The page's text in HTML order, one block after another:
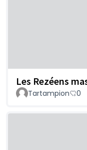
Les Rezéens
Tartampion 0